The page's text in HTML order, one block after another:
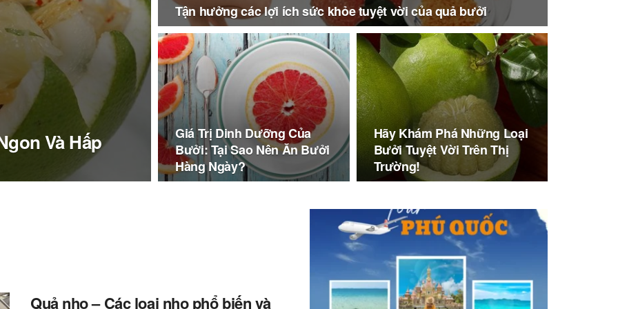
Và Hấp
Tận hưởng các lợi ích sức khỏe tuyệt vời của quả bưởi
Giá Trị Dinh Dưỡng Của
Bưởi: Tại Sao Nên Ăn Bưởi
Hàng Ngày?
Hãy Khám Phá Những Loại
Bưởi Tuyệt Vời Trên Thị
Trường!
Quả nho – Các loại nho phổ biến và